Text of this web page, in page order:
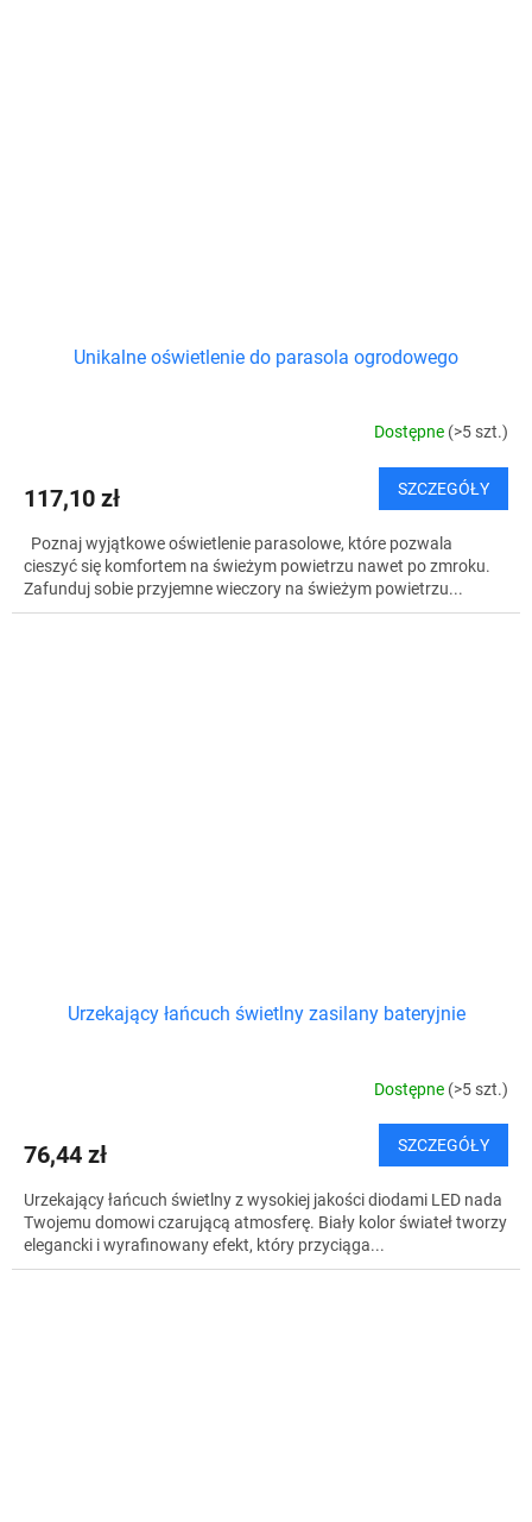
Unikalne oświetlenie do parasola ogrodowego
Dostępne (>5 szt.)
117,10 zł SZCZEGÓŁY
Poznaj wyjątkowe oświetlenie parasolowe, które pozwala
cieszyć się komfortem na świeżym powietrzu nawet po zmroku.
Zafunduj sobie przyjemne wieczory na świeżym powietrzu...
Urzekający łańcuch świetlny zasilany bateryjnie
Dostępne (>5 szt.)
76,44 zł SZCZEGÓŁY
Urzekający łańcuch świetlny z wysokiej jakości diodami LED nada
Twojemu domowi czarującą atmosferę. Biały kolor świateł tworzy
elegancki i wyrafinowany efekt, który przyciąga...